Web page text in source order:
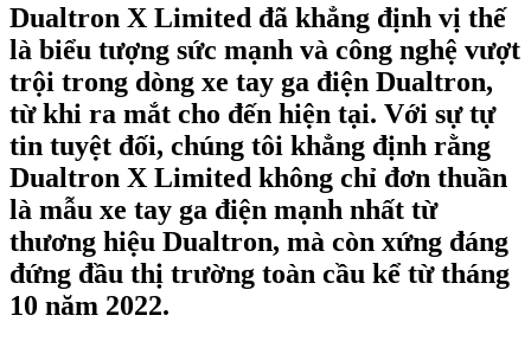
Dualtron X Limited đã khẳng định vị thế
là biểu tượng sức mạnh và công nghệ vượt
trội trong dòng xe tay ga điện Dualtron,
từ khi ra mắt cho đến hiện tại. Với sự tự
tin tuyệt đối, chúng tôi khẳng định rằng
Dualtron X Limited không chỉ đơn thuần
là mẫu xe tay ga điện mạnh nhất từ
thương hiệu Dualtron, mà còn xứng đáng
đứng đầu thị trường toàn cầu kể từ tháng
10 năm 2022.